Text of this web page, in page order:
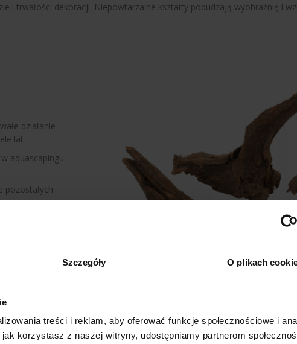
Szczegóły O plikach
treści i reklam, aby oferować funkcje społecznościowe i
korzystasz z naszej witryny, udostępniamy partnerom
i trwałości dekoracji. Niepowtarzalne kształty pobudzają wyobraźnię i
działanie
lat
aquascapingu
pozostałych
LISTĘ DODAJ NASTĘPNY
PORÓWNANIE DODAJ NASTĘPNY
DODAJ NASTĘPNY
SZUKAJ